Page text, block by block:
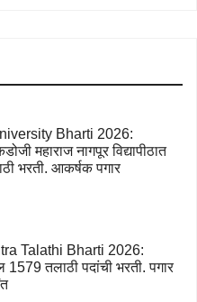
Bharti 2026:
महाराज नागपूर विद्यापीठात
भरती. आकर्षक पगार
Talathi Bharti 2026:
1579 तलाठी पदांची भरती. पगार